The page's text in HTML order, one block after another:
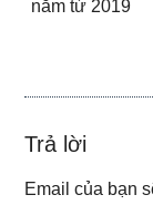
năm từ 2019
Reader
Trả lời
Email của bạn